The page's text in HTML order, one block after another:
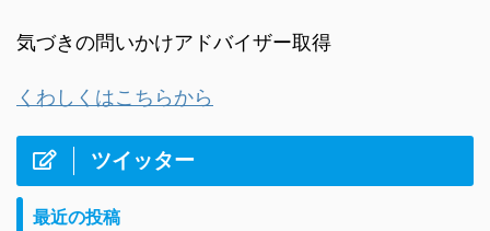
気づきの問いかけアドバイザー取得
くわしくはこちらから
ツイッター
最近の投稿